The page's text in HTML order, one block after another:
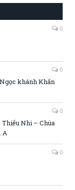
0
0
khánh Khấn
0
Nhi – Chúa
A
0